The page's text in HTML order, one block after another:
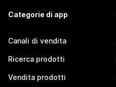
Categorie di app
Canali di vendita
Ricerca prodotti
Vendita prodotti